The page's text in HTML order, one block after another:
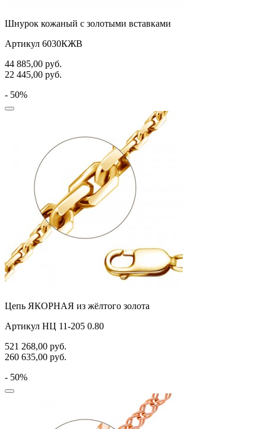
Шнурок кожаный с золотыми вставками
Артикул 6030КЖВ
44 885,00 руб.
22 445,00 руб.
- 50%
Цепь ЯКОРНАЯ из жёлтого золота
Артикул НЦ 11-205 0.80
521 268,00 руб.
260 635,00 руб.
- 50%